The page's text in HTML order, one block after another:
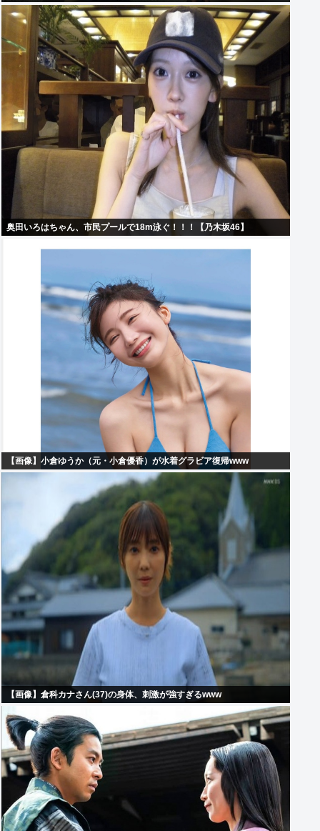
奥田いろはちゃん、市民プールで18m泳ぐ！！！【乃木坂46】
【画像】小倉ゆうか（元・小倉優香）が水着グラビア復帰www
【画像】倉科カナさん(37)の身体、刺激が強すぎるwww